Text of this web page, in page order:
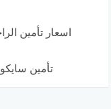
اسعار تأمين
تأمين